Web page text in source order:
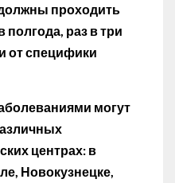
проходить
раз в три
от специфики
могут
центрах: в
Новокузнецке,